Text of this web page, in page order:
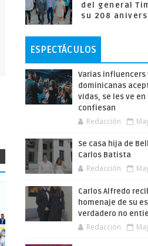
del general
su 208
ESPECTÁCULOS
Varias
dominicanas
vidas, se les ve
confiesan
Redacción
Se casa hija de
Carlos Batista
Redacción
Carlos Alfredo
homenaje de su
verdadero no
Redacción